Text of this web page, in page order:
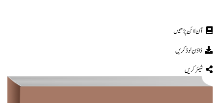
ڈاؤن لوڈ کریں
شیئر کریں